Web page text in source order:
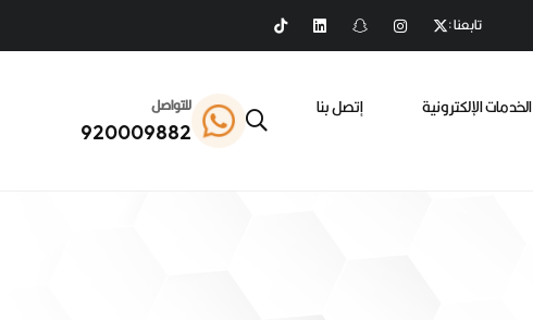
تابعنا :
الخدمات الإلكترونية
إتصل بنا
للتواصل
920009882